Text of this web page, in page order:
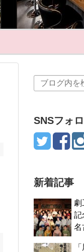
SNSフォ
新着記事
名